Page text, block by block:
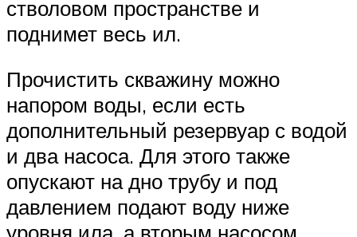
стволовом пространстве и
поднимет весь ил.
Прочистить скважину можно
напором воды, если есть
дополнительный резервуар с водой
и два насоса. Для этого также
опускают на дно трубу и под
давлением подают воду ниже